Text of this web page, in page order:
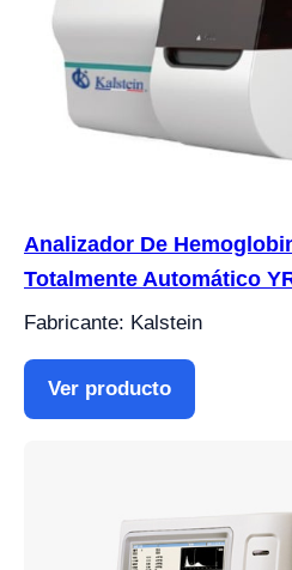
Analizador De
Totalmente Automático
Fabricante: Kalstein
Ver producto